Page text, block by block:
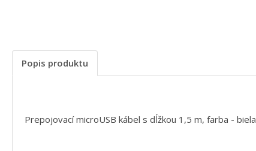
Popis produktu
Prepojovací microUSB kábel s dĺžkou 1,5 m, farba - biela